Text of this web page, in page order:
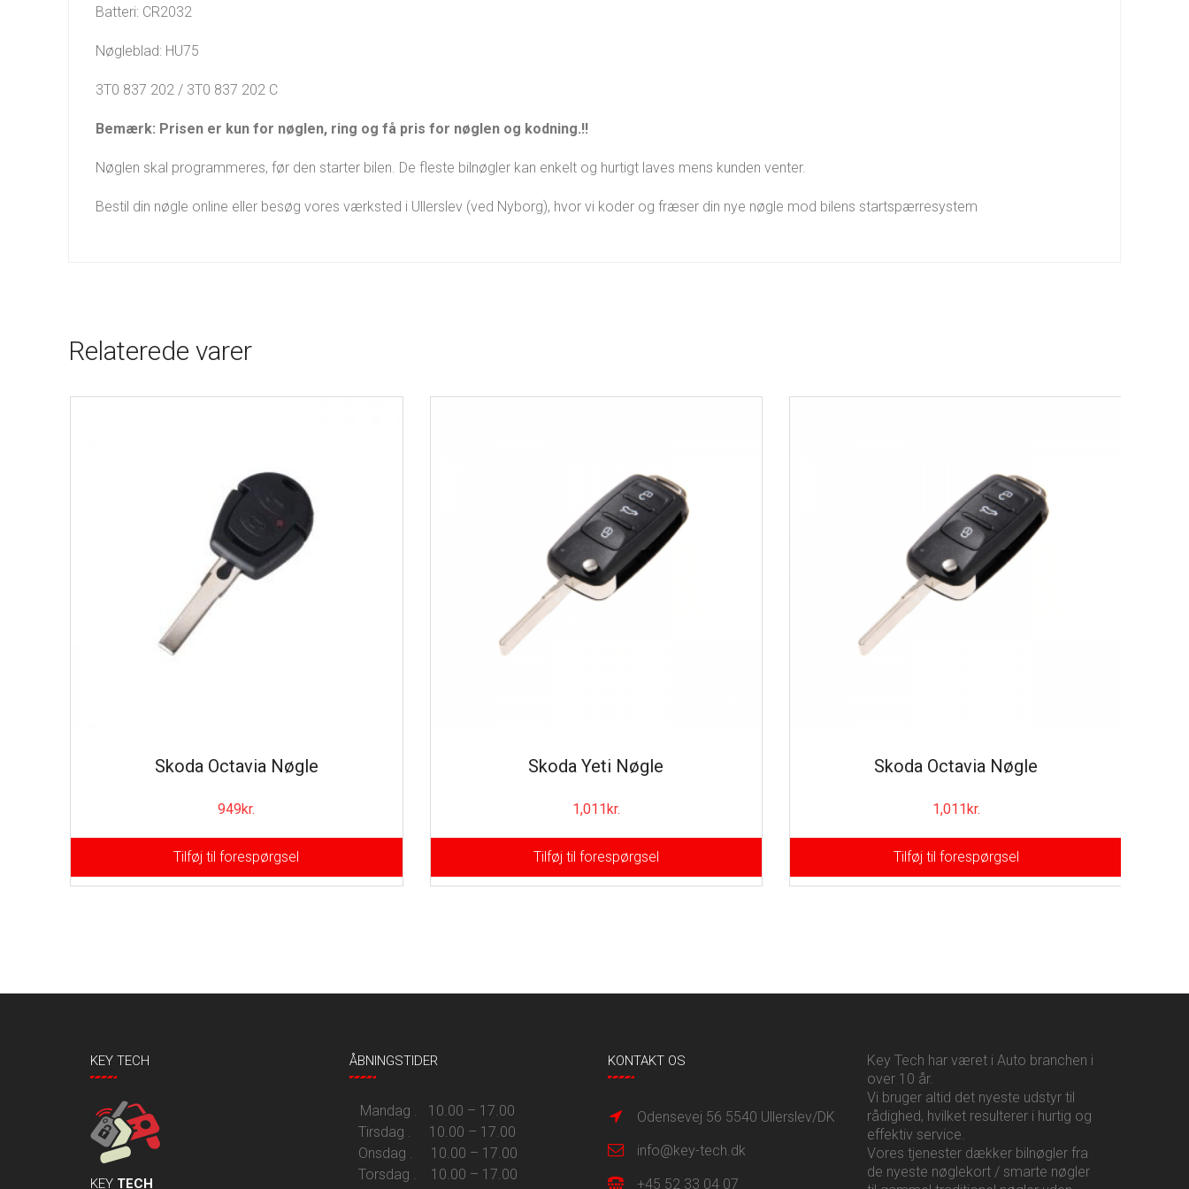
Batteri: CR2032
Nøgleblad: HU75
3T0 837 202 / 3T0 837 202 C
Bemærk: Prisen er kun for nøglen, ring og få pris for nøglen og kodning.!!
Nøglen skal programmeres, før den starter bilen. De fleste bilnøgler kan enkelt og hurtigt laves mens kunden venter.
Bestil din nøgle online eller besøg vores værksted i Ullerslev (ved Nyborg), hvor vi koder og fræser din nye nøgle mod bilens startspærresystem
Relaterede varer
Skoda Octavia Nøgle
949kr.
Tilføj til forespørgsel
Skoda Yeti Nøgle
1,011kr.
Tilføj til forespørgsel
Skoda Octavia Nøgle
1,011kr.
Tilføj til forespørgsel
KEY TECH
KEY TECH
ÅBNINGSTIDER
Mandag . 10.00 – 17.00
Tirsdag . 10.00 – 17.00
Onsdag . 10.00 – 17.00
Torsdag . 10.00 – 17.00
KONTAKT OS
Odensevej 56 5540 Ullerslev/DK
info@key-tech.dk
+45 52 33 04 07
Key Tech har været i Auto branchen i
over 10 år.
Vi bruger altid det nyeste udstyr til
rådighed, hvilket resulterer i hurtig og
effektiv service.
Vores tjenester dækker bilnøgler fra
de nyeste nøglekort / smarte nøgler